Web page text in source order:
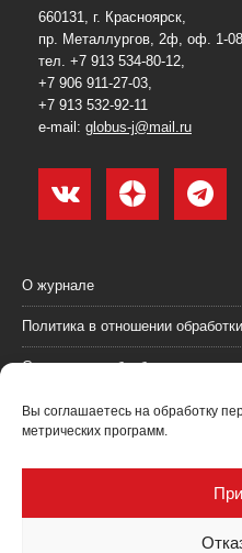
Вы соглашаетесь на обработку
метрических программ.
660131, г. Красноярск,
пр. Металлургов, 2ф, оф. 1-08
тел. +7 913 534-80-12,
+7 906 911-27-03,
+7 913 532-92-11
e-mail: globus-j@mail.ru
О журнале
Политика в отношении
Согласие на обработку
Пользовательское соглашение